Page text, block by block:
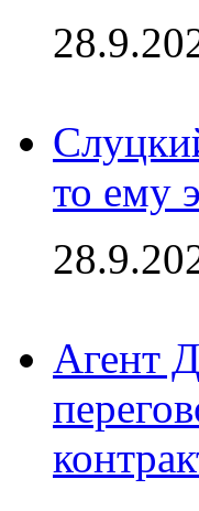
то ему
Агент